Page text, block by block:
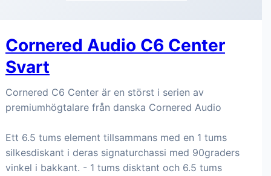
Cornered Audio C6 Center
Svart
Cornered C6 Center är en störst i serien av
premiumhögtalare från danska Cornered Audio
Ett 6.5 tums element tillsammans med en 1 tums
silkesdiskant i deras signaturchassi med 90graders
vinkel i bakkant. - 1 tums disktant och 6.5 tums